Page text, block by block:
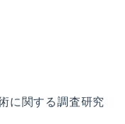
に関する調査研究